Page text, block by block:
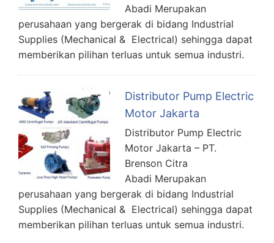
Abadi Merupakan
perusahaan yang bergerak di bidang Industrial
Supplies (Mechanical & Electrical) sehingga dapat
memberikan pilihan terluas untuk semua industri.
Distributor Pump Electric
Motor Jakarta
Distributor Pump Electric
Motor Jakarta – PT.
Brenson Citra
Abadi Merupakan
perusahaan yang bergerak di bidang Industrial
Supplies (Mechanical & Electrical) sehingga dapat
memberikan pilihan terluas untuk semua industri.